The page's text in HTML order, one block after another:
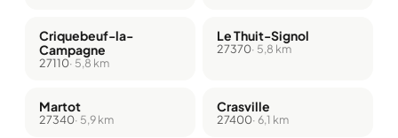
Criquebeuf-la-
Campagne
27110· 5,8 km
Le Thuit-Signol
27370· 5,8 km
Martot
27340· 5,9 km
Crasville
27400· 6,1 km